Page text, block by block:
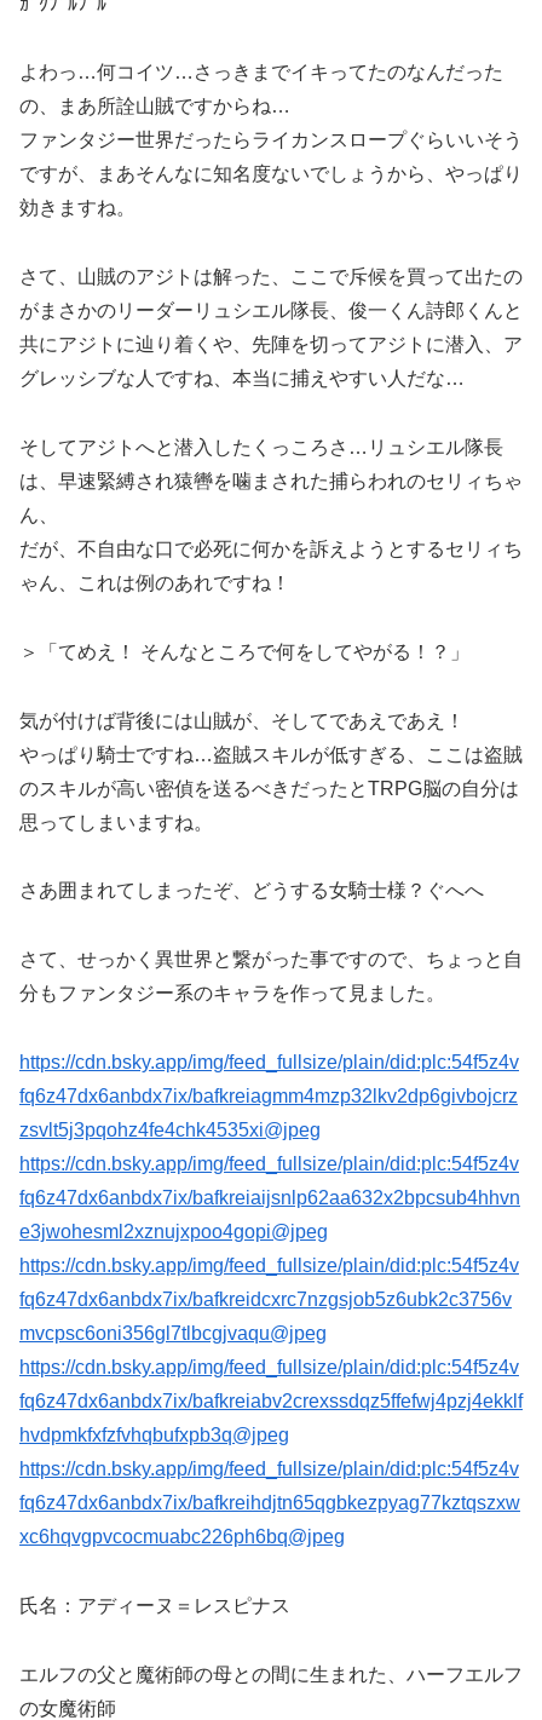
よわっ…何コイツ…さっきまでイキってたのなんだった
の、まあ所詮山賊ですからね…
ファンタジー世界だったらライカンスロープぐらいいそう
ですが、まあそんなに知名度ないでしょうから、やっぱり
効きますね。
さて、山賊のアジトは解った、ここで斥候を買って出たの
がまさかのリーダーリュシエル隊長、俊一くん詩郎くんと
共にアジトに辿り着くや、先陣を切ってアジトに潜入、ア
グレッシブな人ですね、本当に捕えやすい人だな…
そしてアジトへと潜入したくっころさ…リュシエル隊長
は、早速緊縛され猿轡を噛まされた捕らわれのセリィちゃ
ん、
だが、不自由な口で必死に何かを訴えようとするセリィち
ゃん、これは例のあれですね！
＞「てめえ！ そんなところで何をしてやがる！？」
気が付けば背後には山賊が、そしてであえであえ！
やっぱり騎士ですね…盗賊スキルが低すぎる、ここは盗賊
のスキルが高い密偵を送るべきだったとTRPG脳の自分は
思ってしまいますね。
さあ囲まれてしまったぞ、どうする女騎士様？ぐへへ
さて、せっかく異世界と繋がった事ですので、ちょっと自
分もファンタジー系のキャラを作って見ました。
https://cdn.bsky.app/img/feed_fullsize/plain/did:plc:54f5z4v
fq6z47dx6anbdx7ix/bafkreiagmm4mzp32lkv2dp6givbojcrz
zsvlt5j3pqohz4fe4chk4535xi@jpeg
https://cdn.bsky.app/img/feed_fullsize/plain/did:plc:54f5z4v
fq6z47dx6anbdx7ix/bafkreiaijsnlp62aa632x2bpcsub4hhvn
e3jwohesml2xznujxpoo4gopi@jpeg
https://cdn.bsky.app/img/feed_fullsize/plain/did:plc:54f5z4v
fq6z47dx6anbdx7ix/bafkreidcxrc7nzgsjob5z6ubk2c3756v
mvcpsc6oni356gl7tlbcgjvaqu@jpeg
https://cdn.bsky.app/img/feed_fullsize/plain/did:plc:54f5z4v
fq6z47dx6anbdx7ix/bafkreiabv2crexssdqz5ffefwj4pzj4ekklf
hvdpmkfxfzfvhqbufxpb3q@jpeg
https://cdn.bsky.app/img/feed_fullsize/plain/did:plc:54f5z4v
fq6z47dx6anbdx7ix/bafkreihdjtn65qgbkezpyag77kztqszxw
xc6hqvgpvcocmuabc226ph6bq@jpeg
氏名：アディーヌ＝レスピナス
エルフの父と魔術師の母との間に生まれた、ハーフエルフ
の女魔術師